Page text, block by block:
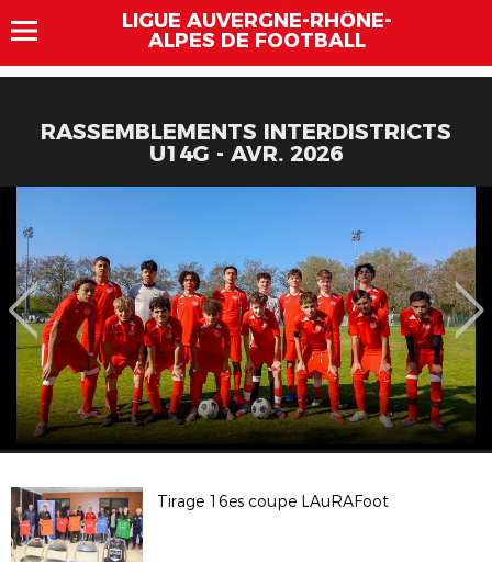
LIGUE AUVERGNE-RHÔNE-
ALPES DE FOOTBALL
RASSEMBLEMENTS INTERDISTRICTS
U14G - AVR. 2026
Tirage 16es coupe LAuRAFoot